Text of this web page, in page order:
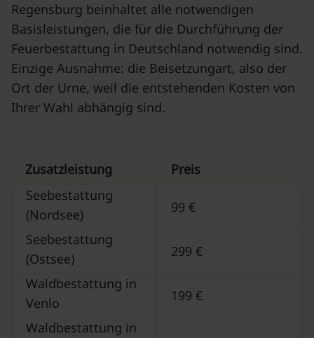
Regensburg beinhaltet alle notwendigen
Basisleistungen, die für die Durchführung der
Feuerbestattung in Deutschland notwendig sind.
Einzige Ausnahme: die Beisetzungart, also der
Ort der Urne, weil die entstehenden Kosten von
Ihrer Wahl abhängig sind.
Zusatzleistung
Preis
Seebestattung
(Nordsee)
99 €
Seebestattung
(Ostsee)
299 €
Waldbestattung in
Venlo
199 €
Waldbestattung in